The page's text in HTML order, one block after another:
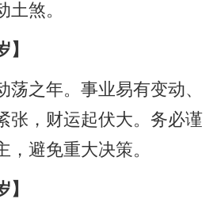
煞。
】
荡之年。事业易有变动、
张，财运起伏大。务必谨
避免重大决策。
】